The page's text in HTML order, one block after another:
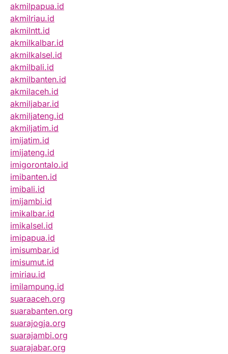
akmilpapua.id
akmilriau.id
akmilntt.id
akmilkalbar.id
akmilkalsel.id
akmilbali.id
akmilbanten.id
akmilaceh.id
akmiljabar.id
akmiljateng.id
akmiljatim.id
imijatim.id
imijateng.id
imigorontalo.id
imibanten.id
imibali.id
imijambi.id
imikalbar.id
imikalsel.id
imipapua.id
imisumbar.id
imisumut.id
imiriau.id
imilampung.id
suaraaceh.org
suarabanten.org
suarajogja.org
suarajambi.org
suarajabar.org